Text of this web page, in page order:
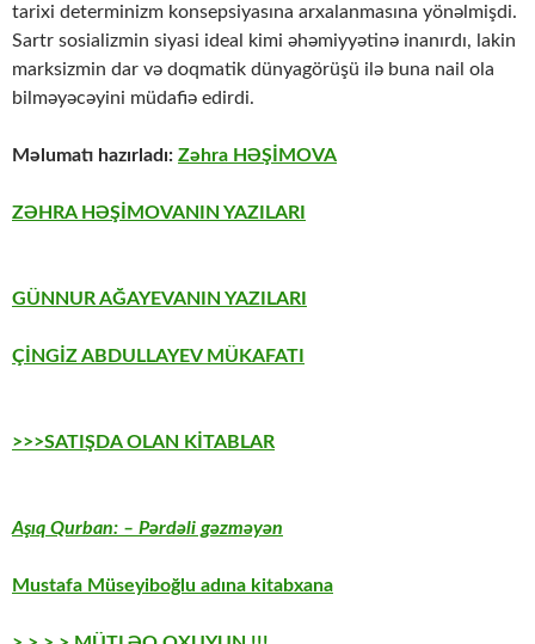
tarixi determinizm konsepsiyasına arxalanmasına yönəlmişdi.
Sartr sosializmin siyasi ideal kimi əhəmiyyətinə inanırdı, lakin
marksizmin dar və doqmatik dünyagörüşü ilə buna nail ola
bilməyəcəyini müdafiə edirdi.
Məlumatı hazırladı: Zəhra HƏŞİMOVA
ZƏHRA HƏŞİMOVANIN YAZILARI
GÜNNUR AĞAYEVANIN YAZILARI
ÇİNGİZ ABDULLAYEV MÜKAFATI
>>>SATIŞDA OLAN KİTABLAR
Aşıq Qurban: – Pərdəli gəzməyən
Mustafa Müseyiboğlu adına kitabxana